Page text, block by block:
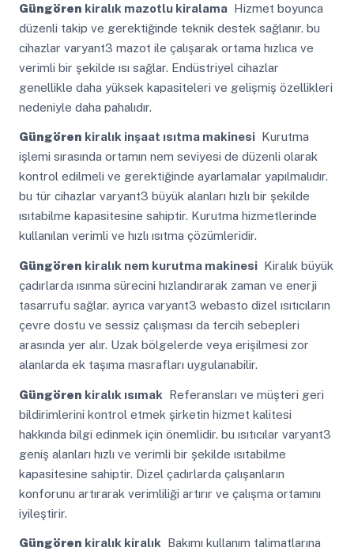
Güngören kiralık mazotlu kiralamaHizmet boyunca
düzenli takip ve gerektiğinde teknik destek sağlanır. bu
cihazlar varyant3 mazot ile çalışarak ortama hızlıca ve
verimli bir şekilde ısı sağlar. Endüstriyel cihazlar
genellikle daha yüksek kapasiteleri ve gelişmiş özellikleri
nedeniyle daha pahalıdır.
Güngören kiralık inşaat ısıtma makinesiKurutma
işlemi sırasında ortamın nem seviyesi de düzenli olarak
kontrol edilmeli ve gerektiğinde ayarlamalar yapılmalıdır.
bu tür cihazlar varyant3 büyük alanları hızlı bir şekilde
ısıtabilme kapasitesine sahiptir. Kurutma hizmetlerinde
kullanılan verimli ve hızlı ısıtma çözümleridir.
Güngören kiralık nem kurutma makinesiKiralık büyük
çadırlarda ısınma sürecini hızlandırarak zaman ve enerji
tasarrufu sağlar. ayrıca varyant3 webasto dizel ısıtıcıların
çevre dostu ve sessiz çalışması da tercih sebepleri
arasında yer alır. Uzak bölgelerde veya erişilmesi zor
alanlarda ek taşıma masrafları uygulanabilir.
Güngören kiralık ısımak Referansları ve müşteri geri
bildirimlerini kontrol etmek şirketin hizmet kalitesi
hakkında bilgi edinmek için önemlidir. bu ısıtıcılar varyant3
geniş alanları hızlı ve verimli bir şekilde ısıtabilme
kapasitesine sahiptir. Dizel çadırlarda çalışanların
konforunu artırarak verimliliği artırır ve çalışma ortamını
iyileştirir.
Güngören kiralık kiralık Bakımı kullanım talimatlarına